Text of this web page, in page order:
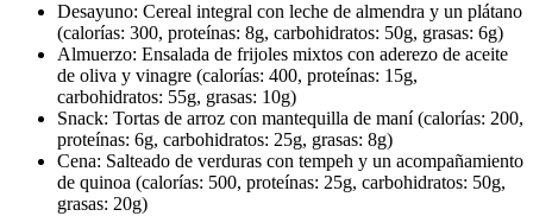
Desayuno: Cereal integral con leche de almendra y un plátano
(calorías: 300, proteínas: 8g, carbohidratos: 50g, grasas: 6g)
Almuerzo: Ensalada de frijoles mixtos con aderezo de aceite
de oliva y vinagre (calorías: 400, proteínas: 15g,
carbohidratos: 55g, grasas: 10g)
Snack: Tortas de arroz con mantequilla de maní (calorías: 200,
proteínas: 6g, carbohidratos: 25g, grasas: 8g)
Cena: Salteado de verduras con tempeh y un acompañamiento
de quinoa (calorías: 500, proteínas: 25g, carbohidratos: 50g,
grasas: 20g)